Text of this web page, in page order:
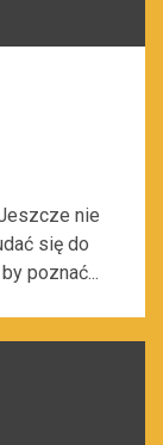
nie
się do
poznać...